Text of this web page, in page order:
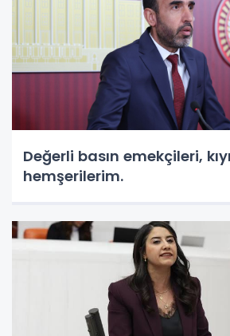
Değerli basın emekçileri,
hemşerilerim.